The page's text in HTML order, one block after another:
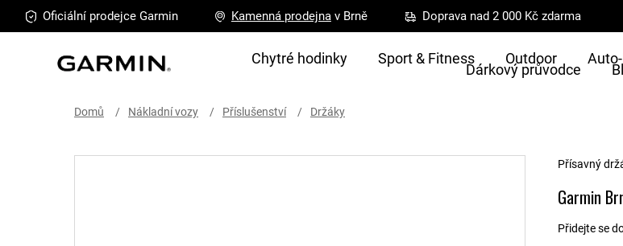
Oficiální prodejce Garmin Kamenná prodejnav Brně Doprava nad 2 000 Kč zdarma
Chytré hodinky Sport & Fitness Outdoor
Dárkový průvodce
Domů Nákladní vozy Příslušenství Držáky
Přísavný
Garmin
Přidejte se